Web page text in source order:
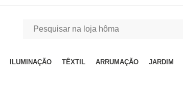
ILUMINAÇÃO TÊXTIL ARRUMAÇÃO JARDIM